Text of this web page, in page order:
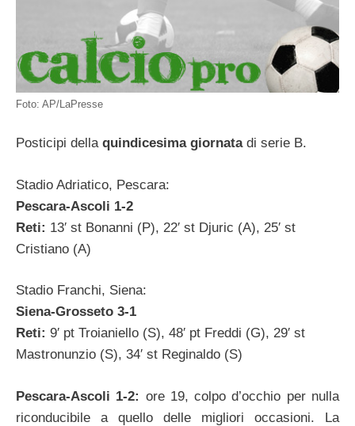
Foto: AP/LaPresse
Posticipi dellaquindicesima giornatadi serie B.
Stadio Adriatico, Pescara:
Pescara-Ascoli 1-2
Reti: 13′ st Bonanni (P), 22′ st Djuric (A), 25′ st
Cristiano (A)
Stadio Franchi, Siena:
Siena-Grosseto 3-1
Reti: 9′ pt Troianiello (S), 48′ pt Freddi (G), 29′ st
Mastronunzio (S), 34′ st Reginaldo (S)
Pescara-Ascoli 1-2: ore 19, colpo d’occhio per nulla
riconducibile a quello delle migliori occasioni. La